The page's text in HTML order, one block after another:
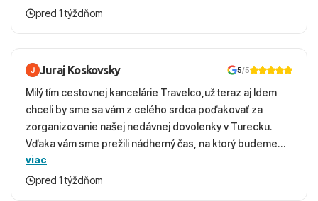
krasny, cisty. Sluzby top. Strava, prostredie, more,
pred 1 týždňom
Juraj Koskovsky 5/5
Milý tím cestovnej kancelárie Travelco,už teraz aj Idem
chceli by sme sa vám z celého srdca poďakovať za
zorganizovanie našej nedávnej dovolenky v Turecku.
Vďaka vám sme prežili nádherný čas, na ktorý budeme
ešte dlho s úsmevom spomínať. ​Všetko prebehlo
absolútne hladko – od prvotného výberu zájazdu, cez
viac
pred 1 týždňom